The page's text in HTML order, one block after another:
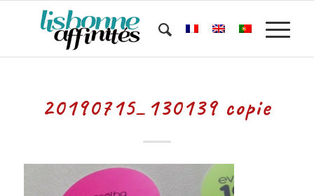
20190715_130139 copie